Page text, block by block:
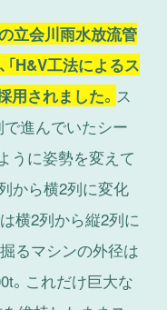
立会川雨水放流管
H&V工法によるス
用されました。 ス
で進んでいたシー
うに姿勢を変えて
から横2列に変化
横2列から縦2列に
るマシンの外径は
。これだけ巨大な